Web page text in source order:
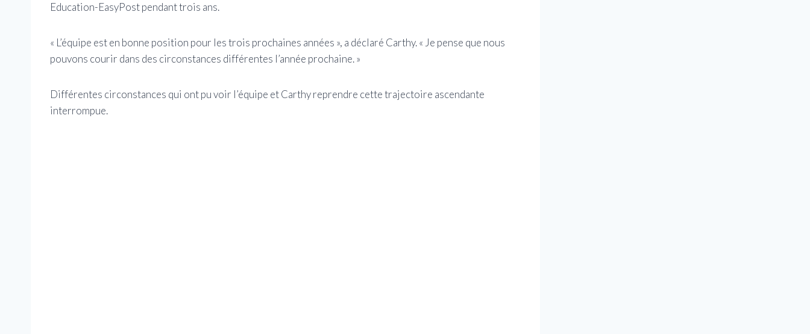
Education-EasyPost pendant trois ans.
« L’équipe est en bonne position pour les trois prochaines années », a déclaré Carthy. « Je pense que nous
pouvons courir dans des circonstances différentes l’année prochaine. »
Différentes circonstances qui ont pu voir l’équipe et Carthy reprendre cette trajectoire ascendante
interrompue.